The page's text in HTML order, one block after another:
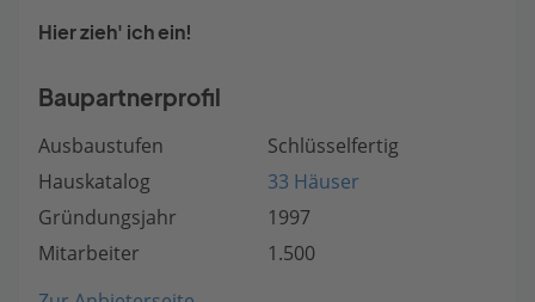
Hier zieh' ich ein!
Baupartnerprofil
Ausbaustufen
Schlüsselfertig
Hauskatalog
33 Häuser
Gründungsjahr
1997
Mitarbeiter
1.500